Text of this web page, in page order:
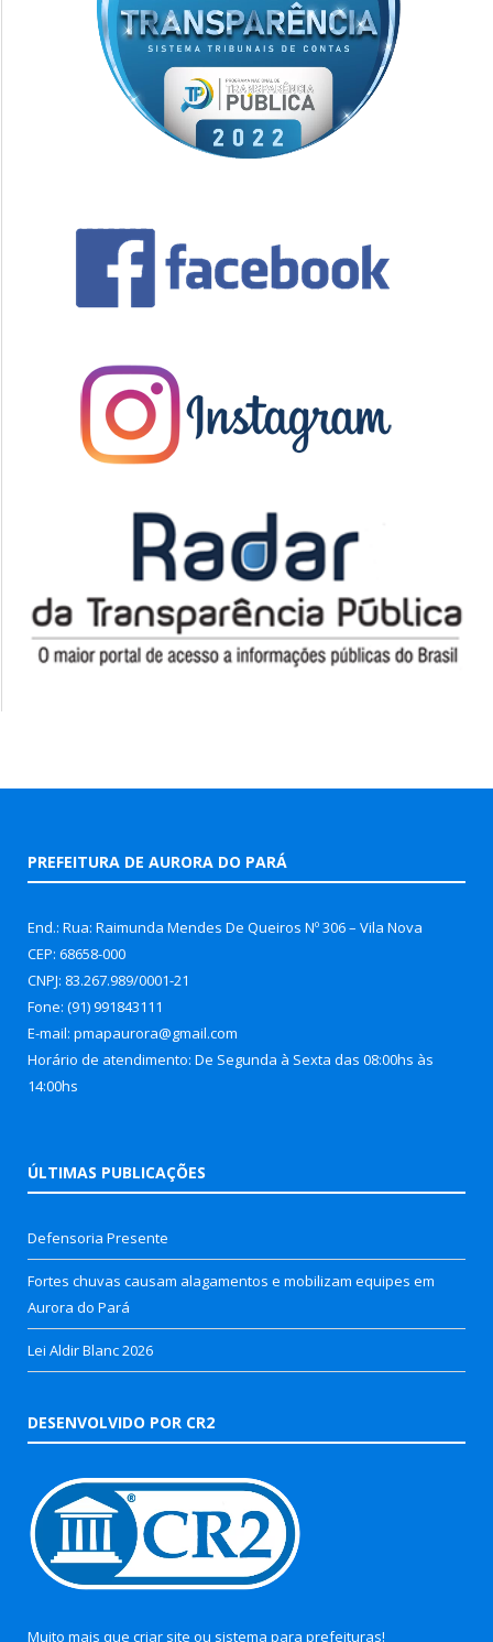
PREFEITURA DE AURORA DO PARÁ
End.: Rua: Raimunda Mendes De Queiros Nº 306 – Vila Nova
CEP: 68658-000
CNPJ: 83.267.989/0001-21
Fone: (91) 991843111
E-mail: pmapaurora@gmail.com
Horário de atendimento: De Segunda à Sexta das 08:00hs às
14:00hs
ÚLTIMAS PUBLICAÇÕES
Defensoria Presente
Fortes chuvas causam alagamentos e mobilizam equipes em
Aurora do Pará
Lei Aldir Blanc 2026
DESENVOLVIDO POR CR2
Muito mais que criar site ou sistema para prefeituras!